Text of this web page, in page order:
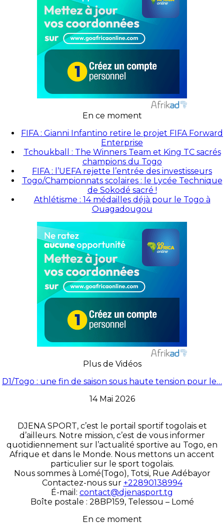
En ce moment
FIFA : Gianni Infantino retire le projet FIFA Forward
Enterprise
Tchoukball : The Winners Team et King TC sacrés
champions du Togo
FIFA : l’UEFA rejette l’entrée des investisseurs
Togo/Championnats scolaires : le Lycée Technique
de Sokodé sacré !
Athlétisme : 14 médailles déjà pour le Togo à
Ouagadougou
Plus de Vidéos
D1/Togo : une fin de saison sous haute tension pour le…
14 Mai 2026
DJENA SPORT, c’est le portail sportif togolais et
d’ailleurs. Notre mission, c’est de vous informer
quotidiennement sur l’actualité sportive au Togo, en
Afrique et dans le Monde. Nous mettons un accent
particulier sur le sport togolais.
Nous sommes à Lomé(Togo), Totsi, Rue Adébayor
Contactez-nous sur +22890138994
É-mail: contact@djenasport.tg
Boîte postale : 28BP159, Telessou – Lomé
En ce moment